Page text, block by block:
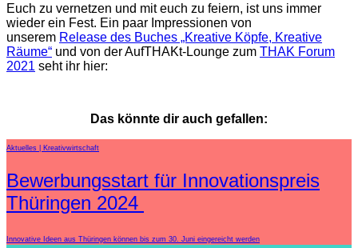
Euch zu vernetzen und mit euch zu feiern, ist uns immer
wieder ein Fest. Ein paar Impressionen von
unserem Release des Buches „Kreative Köpfe, Kreative
Räume“ und von der AufTHAKt-Lounge zum THAK Forum
2021 seht ihr hier:
Das könnte dir auch gefallen:
Aktuelles Kreativwirtschaft
Bewerbungsstart für Innovationspreis
Thüringen 2024
Innovative Ideen aus Thüringen können bis zum 30. Juni eingereicht werden